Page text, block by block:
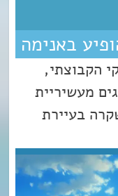
באנימה
הקבוצתי,
מעשיריית
בעיירת